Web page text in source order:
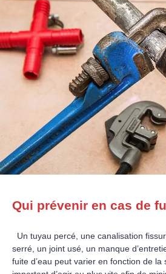
Qui prévenir en cas de
Un tuyau percé, une canalisation
serré, un joint usé, un manque
fuite d’eau peut varier en fonction de la